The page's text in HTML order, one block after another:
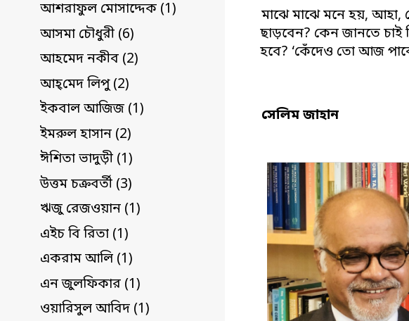
আশরাফুল মোসাদ্দেক (1)
আসমা চৌধুরী (6)
আহমেদ নকীব (2)
আহ্‌মেদ লিপু (2)
ইকবাল আজিজ (1)
ইমরুল হাসান (2)
ঈশিতা ভাদুড়ী (1)
উত্তম চক্রবর্তী (3)
ঋজু রেজওয়ান (1)
এইচ বি রিতা (1)
একরাম আলি (1)
এন জুলফিকার (1)
ওয়ারিসুল আবিদ (1)
মাঝে মাঝে মনে হয়, আহা,
ছাড়বেন? কেন জানতে
হবে? ‘কেঁদেও তো আজ
সেলিম জাহান